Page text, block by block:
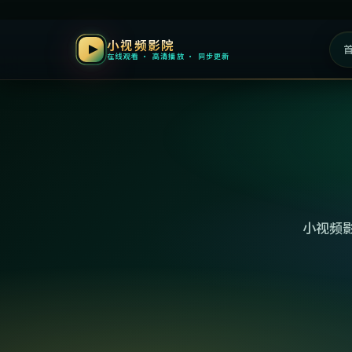
小视频影院
在线观看 · 高清播放 · 同步更新
小视频